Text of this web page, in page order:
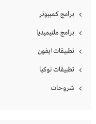
برامج كمبيوتر
برامج ملتيميديا
تطبيقات ايفون
تطبيقات نوكيا
شروحات